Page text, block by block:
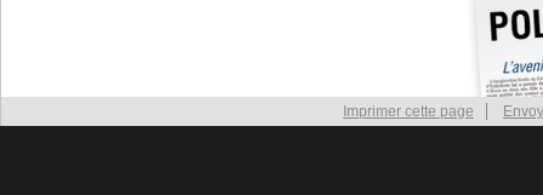
Imprimer cette page